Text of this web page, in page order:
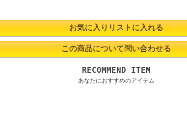
RECOMMEND ITEM
あなたにおすすめのアイテム